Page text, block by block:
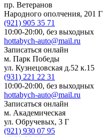
пр. Ветеранов
Народного ополчения, 201 Г
(921) 905 35 71
10:00-20:00, без выходных
hottabych-auto@mail.ru
Записаться онлайн
м. Парк Победы
ул. Кузнецовская д.52 к.15
(931) 221 22 31
10:00-20:00, без выходных
hottabych-auto@mail.ru
Записаться онлайн
м. Академическая
ул. Обручевых, 3 Г
(921) 930 07 95